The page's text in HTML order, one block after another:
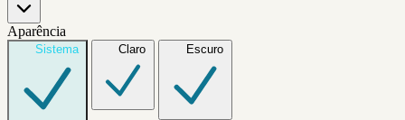
Aparência
Sistema Claro Escuro